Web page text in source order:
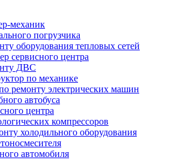
механик
погрузчика
оборудования тепловых сетей
сервисного центра
ДВС
по механике
ремонту электрических машин
автобуса
центра
компрессоров
холодильного оборудования
автомобиля